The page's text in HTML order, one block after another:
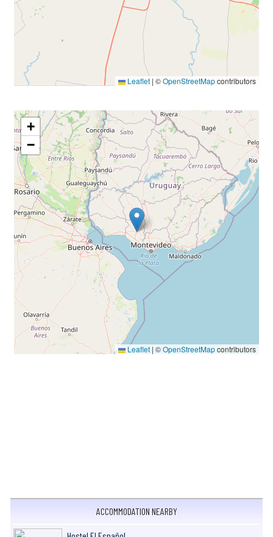
Leaflet | ©OpenStreetMapcontributors
+
−
Leaflet | ©OpenStreetMapcontributors
ACCOMMODATION NEARBY